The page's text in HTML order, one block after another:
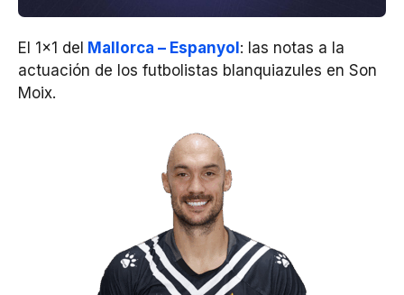
El 1×1 del Mallorca – Espanyol: las notas a la
actuación de los futbolistas blanquiazules en Son
Moix.